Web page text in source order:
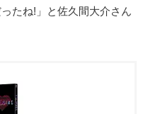
たね!」と佐久間大介さん